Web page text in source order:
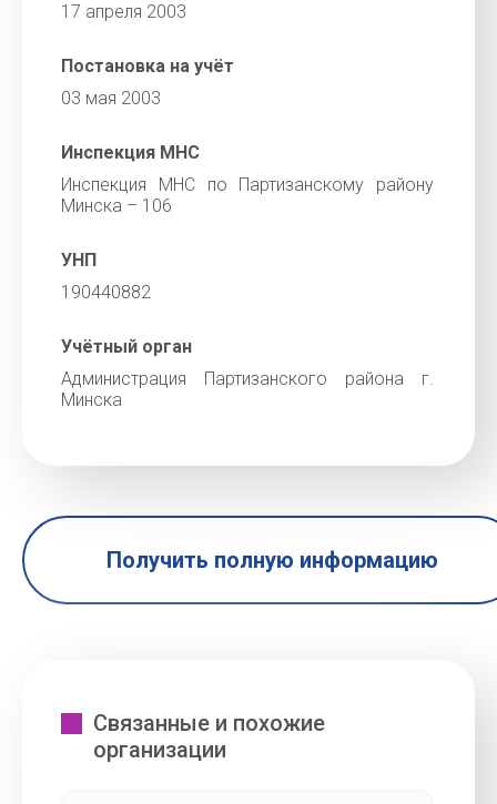
17 апреля 2003
Постановка на учёт
03 мая 2003
Инспекция МНС
Инспекция МНС по Партизанскому району
Минска – 106
УНП
190440882
Учётный орган
Администрация Партизанского района г.
Минска
Получить полную информацию
Связанные и похожие
организации